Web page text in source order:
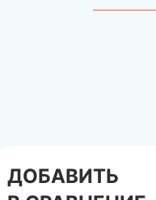
ДОБАВИТЬ